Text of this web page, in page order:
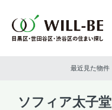
最近見た物件
ソフィア太子堂